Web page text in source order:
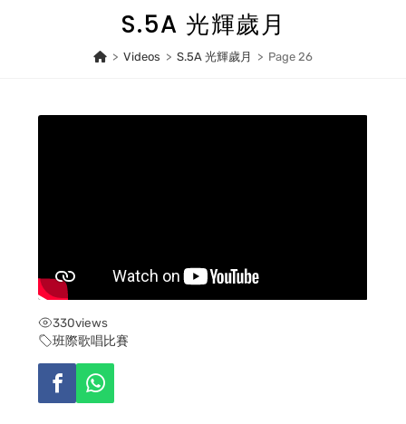
S.5A 光輝歲月
> Videos > S.5A 光輝歲月 > Page 26
330views
班際歌唱比賽